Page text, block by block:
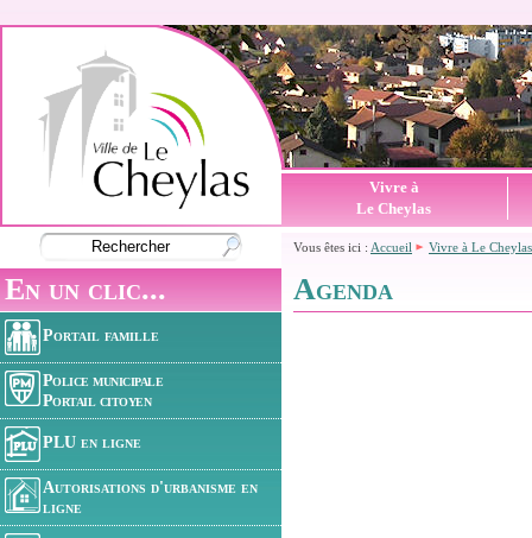
Vivre à
Le Cheylas
En un clic...
Portail famille
Police municipale
Portail citoyen
PLU en ligne
Autorisations d'urbanisme en
ligne
Vous êtes ici : Accueil Vivre à Le Cheylas
Agenda